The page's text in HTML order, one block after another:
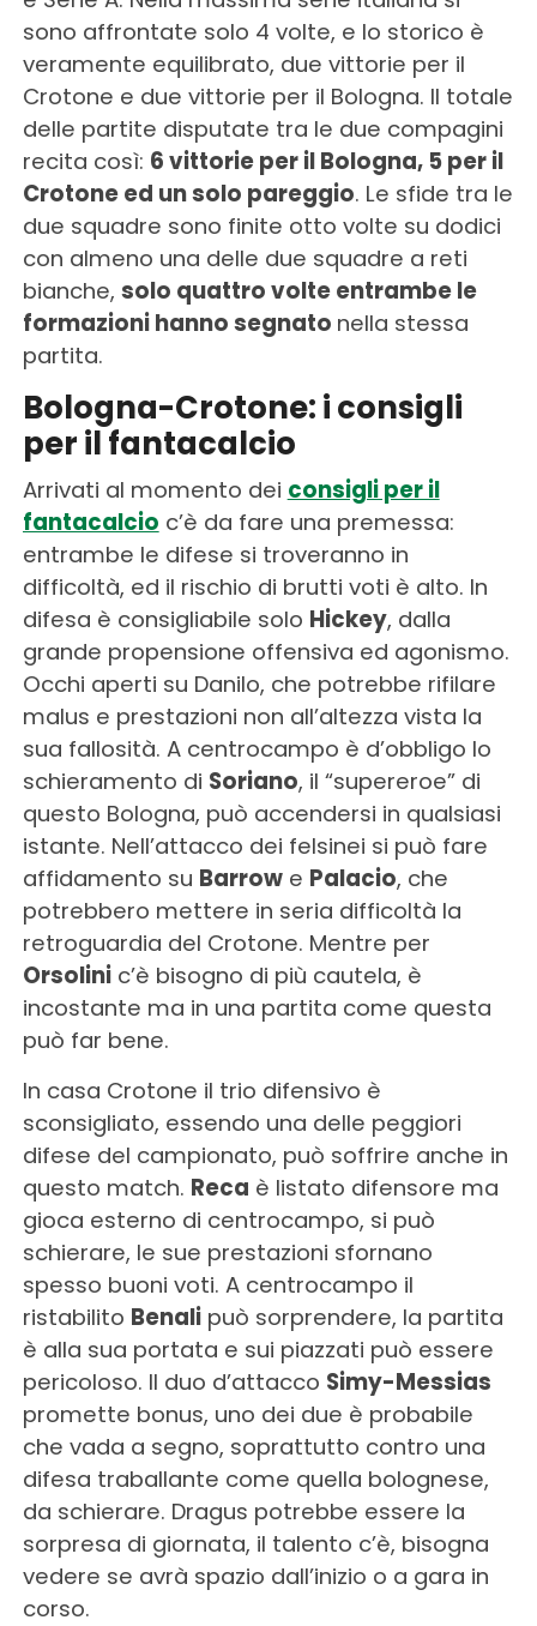
sono affrontate solo 4 volte, e lo storico è
veramente equilibrato, due vittorie per il
Crotone e due vittorie per il Bologna. Il totale
delle partite disputate tra le due compagini
recita così: 6 vittorie per il Bologna, 5 per il
Crotone ed un solo pareggio. Le sfide tra le
due squadre sono finite otto volte su dodici
con almeno una delle due squadre a reti
bianche, solo quattro volte entrambe le
formazioni hanno segnato nella stessa
partita.
Bologna-Crotone: i consigli
per il fantacalcio
Arrivati al momento dei consigli per il
fantacalcio c’è da fare una premessa:
entrambe le difese si troveranno in
difficoltà, ed il rischio di brutti voti è alto. In
difesa è consigliabile solo Hickey, dalla
grande propensione offensiva ed agonismo.
Occhi aperti su Danilo, che potrebbe rifilare
malus e prestazioni non all’altezza vista la
sua fallosità. A centrocampo è d’obbligo lo
schieramento di Soriano, il “supereroe” di
questo Bologna, può accendersi in qualsiasi
istante. Nell’attacco dei felsinei si può fare
affidamento su Barrowe Palacio, che
potrebbero mettere in seria difficoltà la
retroguardia del Crotone. Mentre per
Orsolinic’è bisogno di più cautela, è
incostante ma in una partita come questa
può far bene.
In casa Crotone il trio difensivo è
sconsigliato, essendo una delle peggiori
difese del campionato, può soffrire anche in
questo match. Reca è listato difensore ma
gioca esterno di centrocampo, si può
schierare, le sue prestazioni sfornano
spesso buoni voti. A centrocampo il
ristabilito Benalipuò sorprendere, la partita
è alla sua portata e sui piazzati può essere
pericoloso. Il duo d’attacco Simy-Messias
promette bonus, uno dei due è probabile
che vada a segno, soprattutto contro una
difesa traballante come quella bolognese,
da schierare. Dragus potrebbe essere la
sorpresa di giornata, il talento c’è, bisogna
vedere se avrà spazio dall’inizio o a gara in
corso.